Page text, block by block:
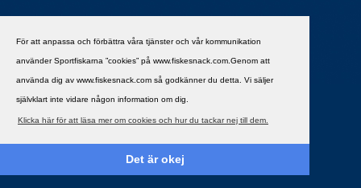
För att anpassa och förbättra våra tjänster och vår kommunikation
använder Sportfiskarna ”cookies” på www.fiskesnack.com.Genom att
använda dig av www.fiskesnack.com så godkänner du detta. Vi säljer
självklart inte vidare någon information om dig.
Klicka här för att läsa mer om cookies och hur du tackar nej till dem.
Det är okej